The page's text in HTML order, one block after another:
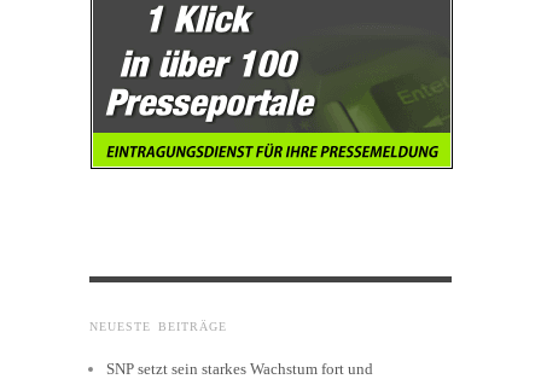
NEUESTE BEITRÄGE
SNP setzt sein starkes Wachstum fort und